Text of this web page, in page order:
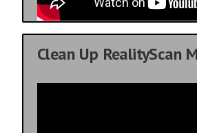
Clean Up RealityScan